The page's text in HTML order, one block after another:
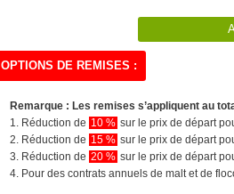
OPTIONS DE REMISES :
Remarque : Les remises s’appliquent au
1. Réduction de 10 % sur le prix de départ
2. Réduction de 15 % sur le prix de départ
3. Réduction de 20 % sur le prix de départ
4. Pour des contrats annuels de malt et de